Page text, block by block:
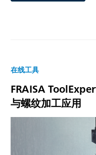
在线工具
FRAISA
与螺纹加工应用